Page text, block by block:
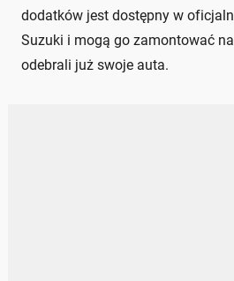
dodatków jest dostępny w
Suzuki i mogą go zamontować
odebrali już swoje auta.